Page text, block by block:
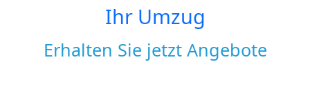
Ihr Umzug
Erhalten Sie jetzt Angebote